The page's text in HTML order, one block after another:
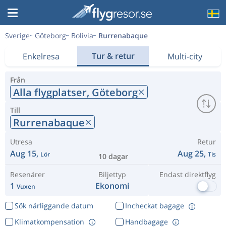
Sverige Göteborg Bolivia Rurrenabaque
Enkelresa Tur & retur Multi-city
Från
Alla flygplatser, Göteborg
Till
Rurrenabaque
Utresa
Aug 15, Lör 10 dagar
Retur
Aug 25, Tis
Resenärer
1 Vuxen
Biljettyp
Ekonomi
Endast direktflyg
Sök närliggande datum
Incheckat bagage
Klimatkompensation
Handbagage